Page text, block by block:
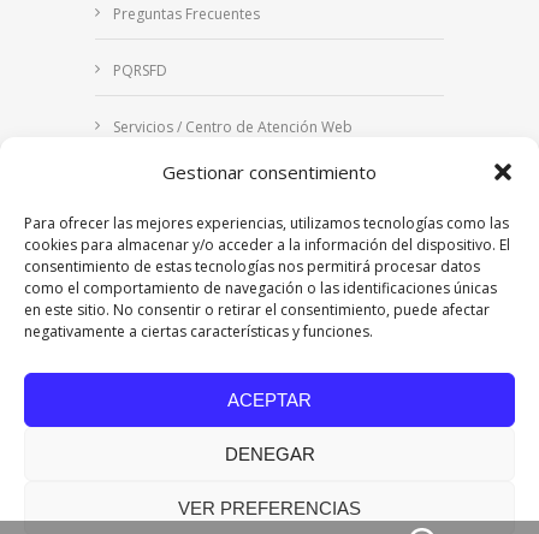
Gestionar consentimiento
Para ofrecer las mejores experiencias, utilizamos tecnologías como las
cookies para almacenar y/o acceder a la información del dispositivo. El
consentimiento de estas tecnologías nos permitirá procesar datos
como el comportamiento de navegación o las identificaciones únicas
en este sitio. No consentir o retirar el consentimiento, puede afectar
negativamente a ciertas características y funciones.
ACEPTAR
DENEGAR
VER PREFERENCIAS
Preguntas Frecuentes
PQRSFD
Servicios / Centro de Atención Web
Correo Institucional
Notificaciones judiciales
| Personería Jurídica Resolución
7542 de mayo de 1982
Acreditación Institucional en Alta Calidad
Ministerio de Educación Nacional.